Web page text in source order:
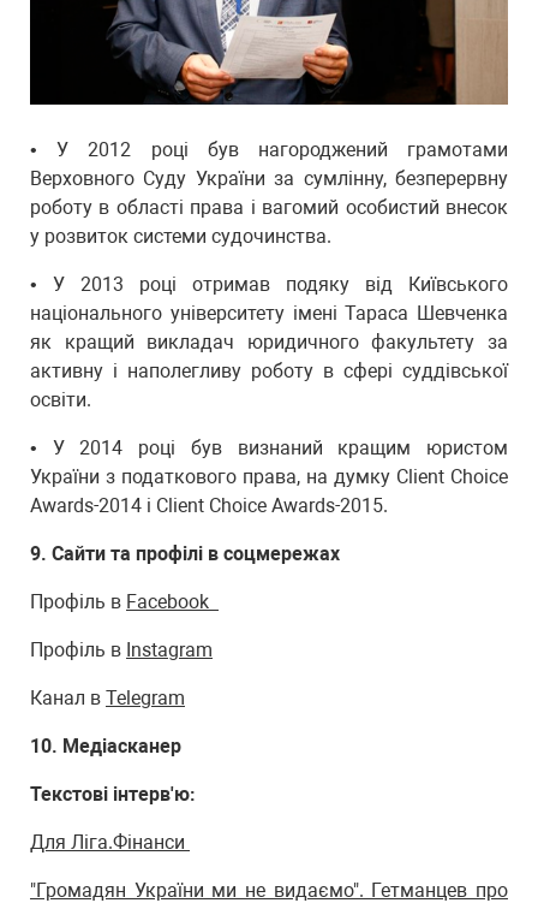
• У 2012 році був нагороджений грамотами
Верховного Суду України за сумлінну, безперервну
роботу в області права і вагомий особистий внесок
у розвиток системи судочинства.
• У 2013 році отримав подяку від Київського
національного університету імені Тараса Шевченка
як кращий викладач юридичного факультету за
активну і наполегливу роботу в сфері суддівської
освіти.
• У 2014 році був визнаний кращим юристом
України з податкового права, на думку Client Choice
Awards-2014 і Client Choice Awards-2015.
9. Сайти та профілі в соцмережах
Профіль в Facebook
Профіль в Instagram
Канал в Telegram
10. Медіасканер
Текстові інтерв'ю:
Для Ліга.Фінанси
"Громадян України ми не видаємо". Гетманцев про